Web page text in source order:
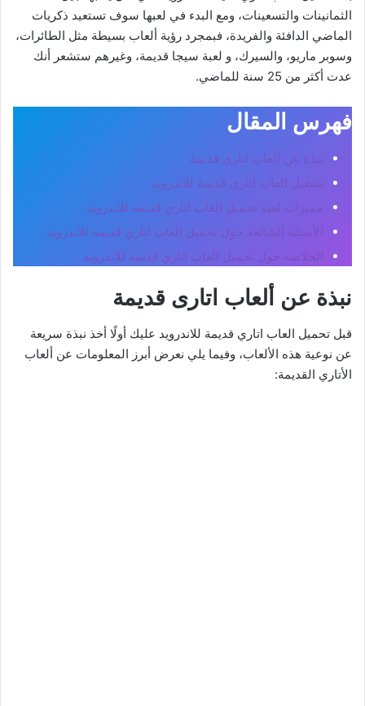
الثمانينات والتسعينات، ومع البدء في لعبها سوف تستعيد ذكريات
الماضي الدافئة والفريدة، فبمجرد رؤية ألعاب بسيطة مثل الطائرات،
وسوبر ماريو، والسيرك، و لعبة سيجا قديمة، وغيرهم ستشعر أنك
عدت أكثر من 25 سنة للماضي.
فهرس المقال
نبذة عن ألعاب اتارى قديمة
تشغيل العاب اتاري قديمة للاندرويد
مميزات لعبة تحميل العاب اتاري قديمة للاندرويد
الأسئلة الشائعة حول تحميل العاب اتاري قديمة للاندرويد
الخلاصة حول تحميل العاب اتاري قديمة للاندرويد
نبذة عن ألعاب اتارى قديمة
قبل تحميل العاب اتاري قديمة للاندرويد عليك أولًا أخذ نبذة سريعة
عن نوعية هذه الألعاب، وفيما يلي نعرض أبرز المعلومات عن ألعاب
الأتاري القديمة: